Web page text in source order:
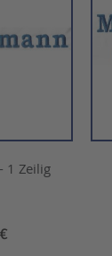
1 Zeilig